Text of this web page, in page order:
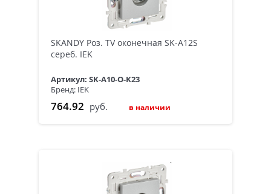
SKANDY Роз. TV оконечная SK-A12S
сереб. IEK
Артикул: SK-A10-O-K23
Бренд: IEK
764.92 руб. в наличии